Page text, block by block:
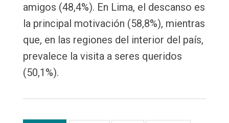
amigos (48,4%). En Lima, el descanso es
la principal motivación (58,8%), mientras
que, en las regiones del interior del país,
prevalece la visita a seres queridos
(50,1%).